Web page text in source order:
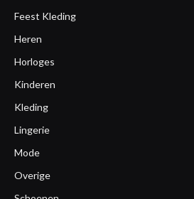
Feest Kleding
Heren
Horloges
Kinderen
Kleding
Lingerie
Mode
Overige